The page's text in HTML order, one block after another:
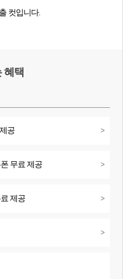
컷입니다.
혜택
공 >
무료 제공 >
제공 >
>